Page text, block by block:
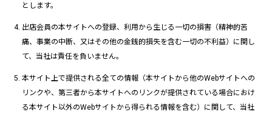
とします。
出店会員の本サイトへの登録、利用から生じる一切の損害（精神的苦
痛、事業の中断、又はその他の金銭的損失を含む一切の不利益）に関し
て、当社は責任を負いません。
本サイト上で提供される全ての情報（本サイトから他のWebサイトへの
リンクや、第三者から本サイトへのリンクが提供されている場合におけ
る本サイト以外のWebサイトから得られる情報を含む）に関して、当社